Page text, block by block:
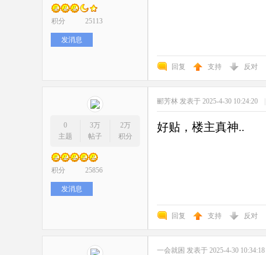
积分 25113
发消息
回复 支持 反对
0
主题
3万
帖子
2万
积分
积分 25856
发消息
郦芳林 发表于 2025-4-30 10:24:20 |
好贴，楼主真神..
回复 支持 反对
一会就困 发表于 2025-4-30 10:34:18